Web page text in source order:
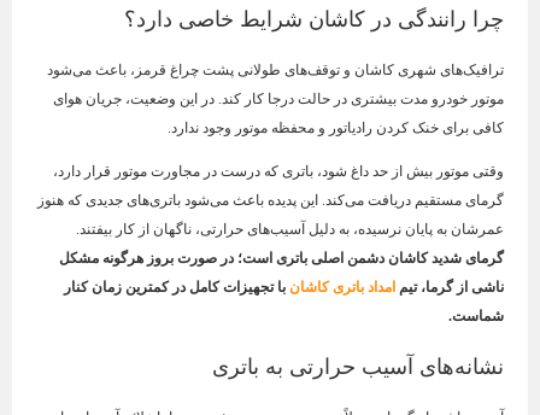
چرا رانندگی در کاشان شرایط خاصی دارد؟
ترافیک‌های شهری کاشان و توقف‌های طولانی پشت چراغ قرمز، باعث می‌شود
موتور خودرو مدت بیشتری در حالت درجا کار کند. در این وضعیت، جریان هوای
کافی برای خنک کردن رادیاتور و محفظه موتور وجود ندارد.
وقتی موتور بیش از حد داغ شود، باتری که درست در مجاورت موتور قرار دارد،
گرمای مستقیم دریافت می‌کند. این پدیده باعث می‌شود باتری‌های جدیدی که هنوز
عمرشان به پایان نرسیده، به دلیل آسیب‌های حرارتی، ناگهان از کار بیفتند.
گرمای شدید کاشان دشمن اصلی باتری است؛ در صورت بروز هرگونه مشکل
ناشی از گرما، تیم امداد باتری کاشان با تجهیزات کامل در کمترین زمان کنار
شماست.
نشانه‌های آسیب حرارتی به باتری